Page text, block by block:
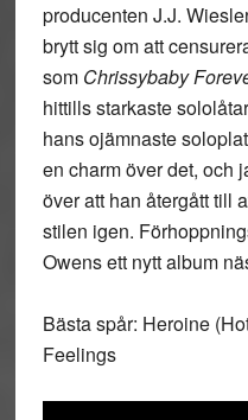
producenten J.J.
brytt sig om att
som Chrissybaby
hittills starkaste
hans ojämnaste
en charm över det, och
över att han återgått till
stilen igen.
Owens ett nytt album
Bästa spår: Heroine
Feelings